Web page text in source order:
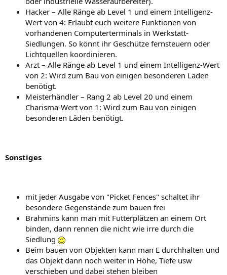
Hacker – Alle Ränge ab Level 1 und einem Intelligenz-
Wert von 4: Erlaubt euch weitere Funktionen von
vorhandenen Computerterminals in Werkstatt-
Siedlungen. So könnt ihr Geschütze fernsteuern oder
Lichtquellen koordinieren.
Arzt – Alle Ränge ab Level 1 und einem Intelligenz-Wert
von 2: Wird zum Bau von einigen besonderen Läden
benötigt.
Meisterhändler – Rang 2 ab Level 20 und einem
Charisma-Wert von 1: Wird zum Bau von einigen
besonderen Läden benötigt.
Sonstiges
mit jeder Ausgabe von "Picket Fences" schaltet ihr
besondere Gegenstände zum bauen frei
Brahmins kann man mit Futterplätzen an einem Ort
binden, dann rennen die nicht wie irre durch die
Siedlung
Beim bauen von Objekten kann man E durchhalten und
das Objekt dann noch weiter in Höhe, Tiefe usw
verschieben und dabei stehen bleiben